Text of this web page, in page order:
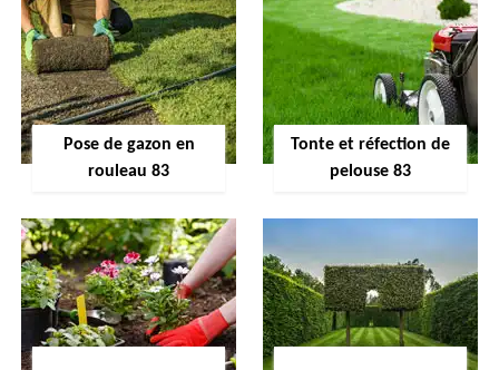
Pose de gazon en
rouleau 83
Tonte et réfection de
pelouse 83